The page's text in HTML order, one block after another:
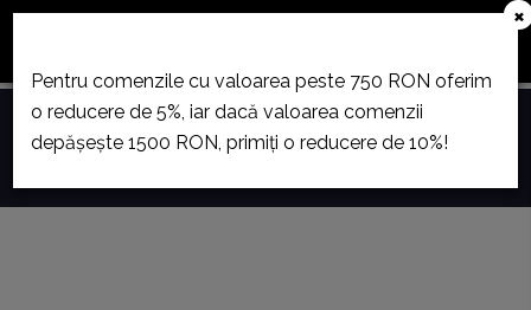
Toggle
×
Pentru comenzile cu valoarea peste 750 RON oferim
o reducere de 5%, iar dacă valoarea comenzii
depășește 1500 RON, primiți o reducere de 10%!